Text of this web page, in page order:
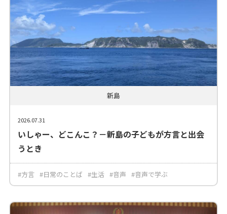
新島
2026.07.31
いしゃー、どこんこ？－新島の子どもが方言と出会
うとき
#方言 #日常のことば #生活 #音声 #音声で学ぶ